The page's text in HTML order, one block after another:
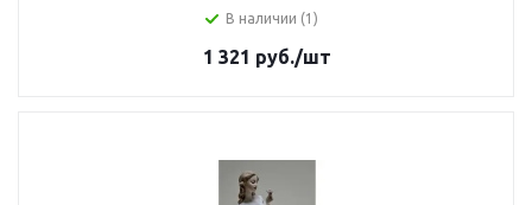
В наличии (1)
1 321 руб./шт